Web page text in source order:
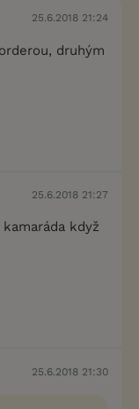
25.6.2018 21:24
druhým
25.6.2018 21:27
když
25.6.2018 21:30